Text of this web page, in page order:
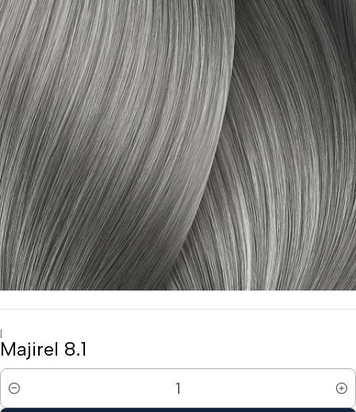
|
Majirel 8.1
Quantidade